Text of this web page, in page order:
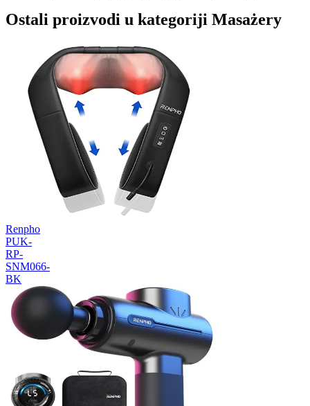
Ostali proizvodi u kategoriji Masażery
Renpho
PUK-
RP-
SNM066-
BK